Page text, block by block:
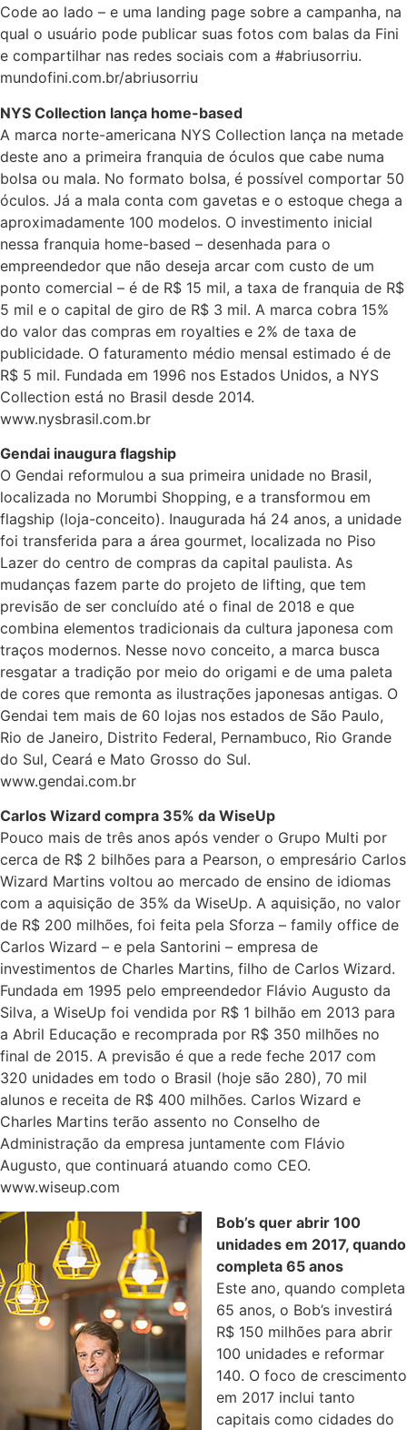
Code ao lado – e uma landing page sobre a campanha, na
qual o usuário pode publicar suas fotos com balas da Fini
e compartilhar nas redes sociais com a #abriusorriu.
mundofini.com.br/abriusorriu
NYS Collection lança home-based
A marca norte-americana NYS Collection lança na metade
deste ano a primeira franquia de óculos que cabe numa
bolsa ou mala. No formato bolsa, é possível comportar 50
óculos. Já a mala conta com gavetas e o estoque chega a
aproximadamente 100 modelos. O investimento inicial
nessa franquia home-based – desenhada para o
empreendedor que não deseja arcar com custo de um
ponto comercial – é de R$ 15 mil, a taxa de franquia de R$
5 mil e o capital de giro de R$ 3 mil. A marca cobra 15%
do valor das compras em royalties e 2% de taxa de
publicidade. O faturamento médio mensal estimado é de
R$ 5 mil. Fundada em 1996 nos Estados Unidos, a NYS
Collection está no Brasil desde 2014.
www.nysbrasil.com.br
Gendai inaugura flagship
O Gendai reformulou a sua primeira unidade no Brasil,
localizada no Morumbi Shopping, e a transformou em
flagship (loja-conceito). Inaugurada há 24 anos, a unidade
foi transferida para a área gourmet, localizada no Piso
Lazer do centro de compras da capital paulista. As
mudanças fazem parte do projeto de lifting, que tem
previsão de ser concluído até o final de 2018 e que
combina elementos tradicionais da cultura japonesa com
traços modernos. Nesse novo conceito, a marca busca
resgatar a tradição por meio do origami e de uma paleta
de cores que remonta as ilustrações japonesas antigas. O
Gendai tem mais de 60 lojas nos estados de São Paulo,
Rio de Janeiro, Distrito Federal, Pernambuco, Rio Grande
do Sul, Ceará e Mato Grosso do Sul.
www.gendai.com.br
Carlos Wizard compra 35% da WiseUp
Pouco mais de três anos após vender o Grupo Multi por
cerca de R$ 2 bilhões para a Pearson, o empresário Carlos
Wizard Martins voltou ao mercado de ensino de idiomas
com a aquisição de 35% da WiseUp. A aquisição, no valor
de R$ 200 milhões, foi feita pela Sforza – family office de
Carlos Wizard – e pela Santorini – empresa de
investimentos de Charles Martins, filho de Carlos Wizard.
Fundada em 1995 pelo empreendedor Flávio Augusto da
Silva, a WiseUp foi vendida por R$ 1 bilhão em 2013 para
a Abril Educação e recomprada por R$ 350 milhões no
final de 2015. A previsão é que a rede feche 2017 com
320 unidades em todo o Brasil (hoje são 280), 70 mil
alunos e receita de R$ 400 milhões. Carlos Wizard e
Charles Martins terão assento no Conselho de
Administração da empresa juntamente com Flávio
Augusto, que continuará atuando como CEO.
www.wiseup.com
Bob’s quer abrir 100
unidades em 2017, quando
completa 65 anos
Este ano, quando completa
65 anos, o Bob’s investirá
R$ 150 milhões para abrir
100 unidades e reformar
140. O foco de crescimento
em 2017 inclui tanto
capitais como cidades do